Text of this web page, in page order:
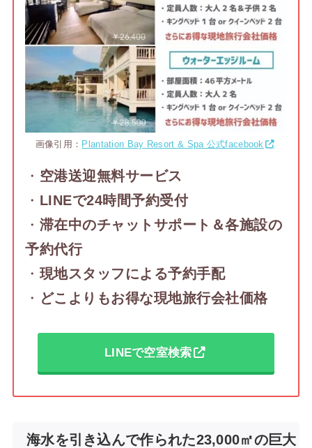
画像引用： Plantation Bay Resort & Spa 公式facebook
・ 空港送迎無料サービス
・ LINEで24時間予約受付
・ 滞在中のチャットサポート＆各施設の
予約代行
・ 現地スタッフによる予約手配
・ どこよりもお得な現地旅行会社価格
LINEで空室検索
海水を引き込んで作られた23,000㎡の巨大